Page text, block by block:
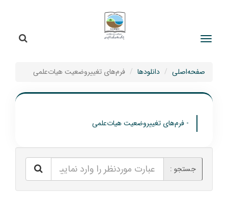
صفحه‌اصلی دانلودها فرم‌های تغییروضعیت هیات‌علمی
- فرم‌های تغییروضعیت هیات‌علمی
جستجو :